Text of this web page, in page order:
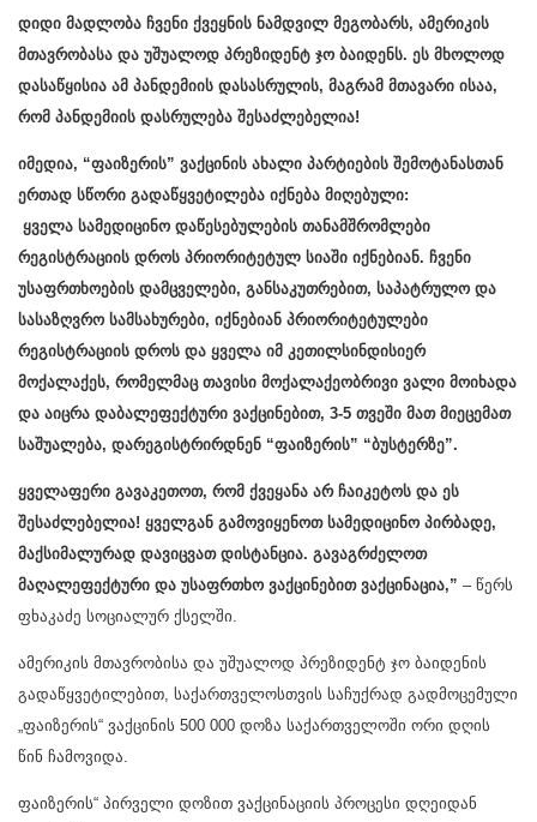
დიდი მადლობა ჩვენი ქვეყნის ნამდვილ მეგობარს, ამერიკის
მთავრობასა და უშუალოდ პრეზიდენტ ჯო ბაიდენს. ეს მხოლოდ
დასაწყისია ამ პანდემიის დასასრულის, მაგრამ მთავარი ისაა,
რომ პანდემიის დასრულება შესაძლებელია!
იმედია, “ფაიზერის” ვაქცინის ახალი პარტიების შემოტანასთან
ერთად სწორი გადაწყვეტილება იქნება მიღებული:
ყველა სამედიცინო დაწესებულების თანამშრომლები
რეგისტრაციის დროს პრიორიტეტულ სიაში იქნებიან. ჩვენი
უსაფრთხოების დამცველები, განსაკუთრებით, საპატრულო და
სასაზღვრო სამსახურები, იქნებიან პრიორიტეტულები
რეგისტრაციის დროს და ყველა იმ კეთილსინდისიერ
მოქალაქეს, რომელმაც თავისი მოქალაქეობრივი ვალი მოიხადა
და აიცრა დაბალეფექტური ვაქცინებით, 3-5 თვეში მათ მიეცემათ
საშუალება, დარეგისტრირდნენ “ფაიზერის” “ბუსტერზე”.
ყველაფერი გავაკეთოთ, რომ ქვეყანა არ ჩაიკეტოს და ეს
შესაძლებელია! ყველგან გამოვიყენოთ სამედიცინო პირბადე,
მაქსიმალურად დავიცვათ დისტანცია. გავაგრძელოთ
მაღალეფექტური და უსაფრთხო ვაქცინებით ვაქცინაცია,” – წერს
ფხაკაძე სოციალურ ქსელში.
ამერიკის მთავრობისა და უშუალოდ პრეზიდენტ ჯო ბაიდენის
გადაწყვეტილებით, საქართველოსთვის საჩუქრად გადმოცემული
„ფაიზერის“ ვაქცინის 500 000 დოზა საქართველოში ორი დღის
წინ ჩამოვიდა.
ფაიზერის“ პირველი დოზით ვაქცინაციის პროცესი დღეიდან